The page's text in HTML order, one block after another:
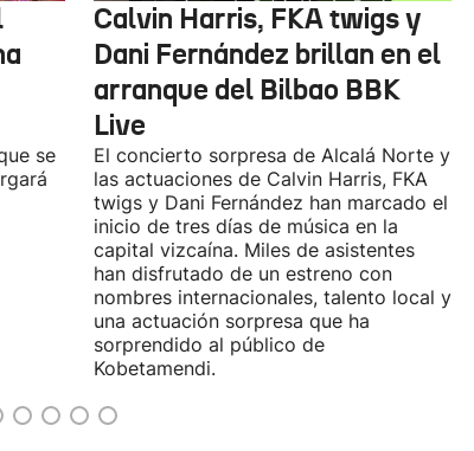
se
Calvin Harris, FKA twigs y
Dani Fernández brillan en el
arranque del Bilbao BBK
Live
El concierto sorpresa de Alcalá Norte y
las actuaciones de Calvin Harris, FKA
twigs y Dani Fernández han marcado el
inicio de tres días de música en la
capital vizcaína. Miles de asistentes
han disfrutado de un estreno con
nombres internacionales, talento local y
una actuación sorpresa que ha
sorprendido al público de
Kobetamendi.